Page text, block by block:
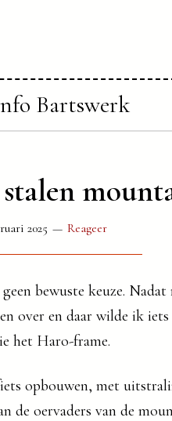
Bartswerk
2025 Reageer
geen bewuste keuze.
over en daar wilde ik iets
het Haro-frame.
opbouwen, met
de oervaders van de